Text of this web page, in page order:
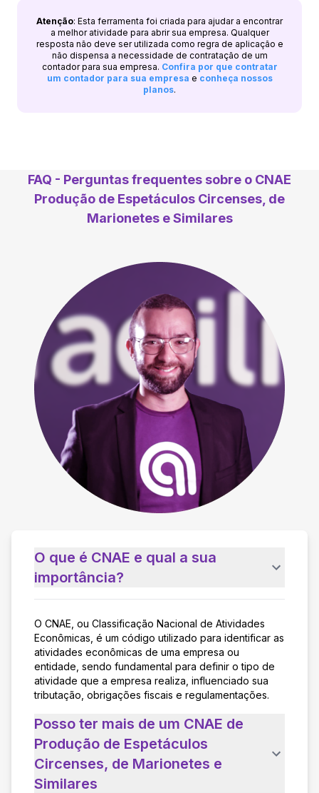
Atenção: Esta ferramenta foi criada para ajudar a encontrar
a melhor atividade para abrir sua empresa. Qualquer
resposta não deve ser utilizada como regra de aplicação e
não dispensa a necessidade de contratação de um
contador para sua empresa. Confira por que contratar
um contador para sua empresa e conheça nossos
planos.
FAQ - Perguntas frequentes sobre o CNAE
Produção de Espetáculos Circenses, de
Marionetes e Similares
O que é CNAE e qual a sua
importância?
O CNAE, ou Classificação Nacional de Atividades
Econômicas, é um código utilizado para identificar as
atividades econômicas de uma empresa ou
entidade, sendo fundamental para definir o tipo de
atividade que a empresa realiza, influenciado sua
tributação, obrigações fiscais e regulamentações.
Posso ter mais de um CNAE de
Produção de Espetáculos
Circenses, de Marionetes e
Similares